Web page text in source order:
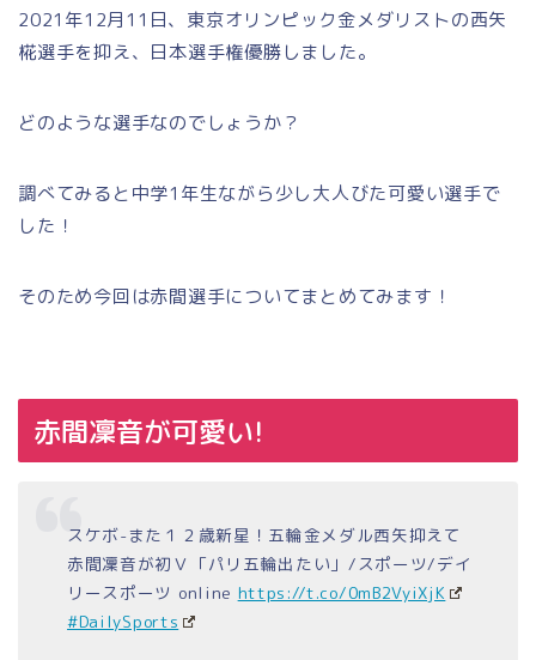
2021年12月11日、東京オリンピック金メダリストの西矢
椛選手を抑え、日本選手権優勝しました。
どのような選手なのでしょうか？
調べてみると中学1年生ながら少し大人びた可愛い選手で
した！
そのため今回は赤間選手についてまとめてみます！
赤間凜音が可愛い!
スケボ-また１２歳新星！五輪金メダル西矢抑えて
赤間凜音が初Ｖ「パリ五輪出たい」/スポーツ/デイ
リースポーツ online https://t.co/0mB2VyiXjK
#DailySports